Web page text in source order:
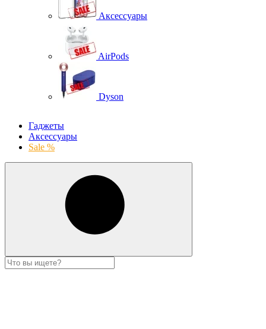
Аксессуары
AirPods
Dyson
Гаджеты
Аксессуары
Sale %